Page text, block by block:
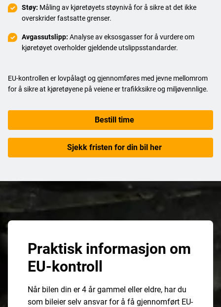
Støy: Måling av kjøretøyets støynivå for å sikre at det ikke
overskrider fastsatte grenser.
Avgassutslipp: Analyse av eksosgasser for å vurdere om
kjøretøyet overholder gjeldende utslippsstandarder.
EU-kontrollen er lovpålagt og gjennomføres med jevne mellomrom
for å sikre at kjøretøyene på veiene er trafikksikre og miljøvennlige.
Bestill time
Sjekk fristen for din bil her
Praktisk informasjon om
EU-kontroll
Når bilen din er 4 år gammel eller eldre, har du
som bileier selv ansvar for å få gjennomført EU-